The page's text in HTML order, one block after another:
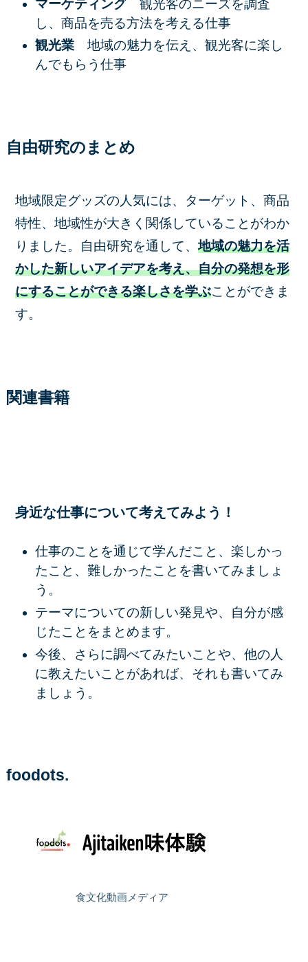
マーケティング 観光客のニーズを調査
し、商品を売る方法を考える仕事
観光業 地域の魅力を伝え、観光客に楽し
んでもらう仕事
自由研究のまとめ
地域限定グッズの人気には、ターゲット、商品
特性、地域性が大きく関係していることがわか
りました。自由研究を通して、地域の魅力を活
かした新しいアイデアを考え、自分の発想を形
にすることができる楽しさを学ぶことができま
す。
関連書籍
身近な仕事について考えてみよう！
仕事のことを通じて学んだこと、楽しかっ
たこと、難しかったことを書いてみましょ
う。
テーマについての新しい発見や、自分が感
じたことをまとめます。
今後、さらに調べてみたいことや、他の人
に教えたいことがあれば、それも書いてみ
ましょう。
foodots.
食文化動画メディア